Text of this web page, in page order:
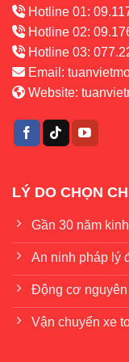
Hotline 01:
Hotline 02:
Hotline 03:
Email:
Website:
LÝ DO CHỌN
Gần 30 năm
An ninh pháp lý
Động cơ nguyên
Vận chuyển xe